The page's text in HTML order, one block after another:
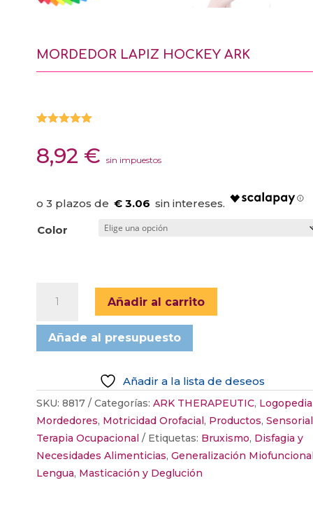
MORDEDOR LAPIZ HOCKEY ARK
de 5 en
base a
8,92 € sin impuestos
€ 3.06
Color
MORDEDOR
LAPIZ
HOCKEY
ARK
Añadir al carrito
Añade al presupuesto
Añadir a la lista de deseos
SKU: 8817 Categorías: ARK THERAPEUTIC, Logopedia
Mordedores, Motricidad Orofacial, Productos, Sensorial
Terapia Ocupacional
Etiquetas: Bruxismo, Disfagia y
Necesidades Alimenticias, Generalización
Lengua, Masticación y Deglución